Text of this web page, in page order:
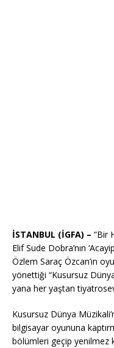
İSTANBUL (İGFA) – “Bir
Elif Sude Dobra’nın
Özlem Saraç Özcan’ın
yönettiği “Kusursuz
yana her yaştan
Kusursuz Dünya
bilgisayar oyununa
bölümleri geçip yenilmez